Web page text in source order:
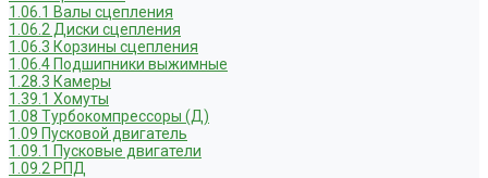
1.06.1 Валы сцепления
1.06.2 Диски сцепления
1.06.3 Корзины сцепления
1.06.4 Подшипники выжимные
1.28.3 Камеры
1.39.1 Хомуты
1.08 Турбокомпрессоры (Д)
1.09 Пусковой двигатель
1.09.1 Пусковые двигатели
1.09.2 РПД